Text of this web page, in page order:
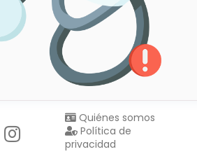
Quiénes somos
Política de
privacidad